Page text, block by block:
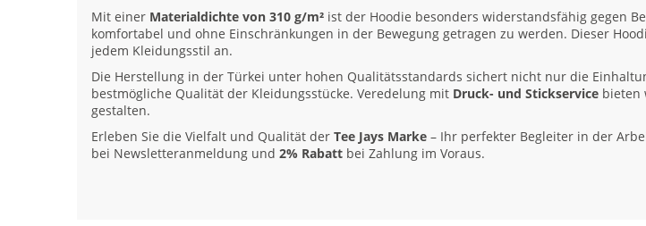
Mit einer Materialdichte von 310 g/m² ist der Hoodie besonders widerstandsfähig gegen
komfortabel und ohne Einschränkungen in der Bewegung getragen zu werden. Dieser
jedem Kleidungsstil an.
Die Herstellung in der Türkei unter hohen Qualitätsstandards sichert nicht nur die
bestmögliche Qualität der Kleidungsstücke. Veredelung mit Druck- und Stickservice bieten
gestalten.
Erleben Sie die Vielfalt und Qualität der Tee Jays Marke – Ihr perfekter Begleiter in der
bei Newsletteranmeldung und 2% Rabatt bei Zahlung im Voraus.